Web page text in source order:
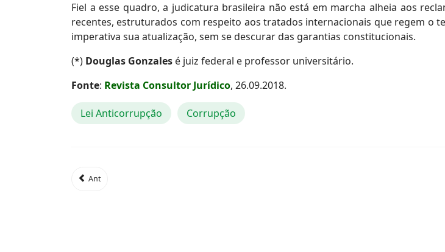
Fiel a esse quadro, a judicatura brasileira não está em marcha alheia aos
recentes, estruturados com respeito aos tratados internacionais que regem o
imperativa sua atualização, sem se descurar das garantias constitucionais.
(*) Douglas Gonzales é juiz federal e professor universitário.
Fonte: Revista Consultor Jurídico, 26.09.2018.
Lei Anticorrupção Corrupção
Ant